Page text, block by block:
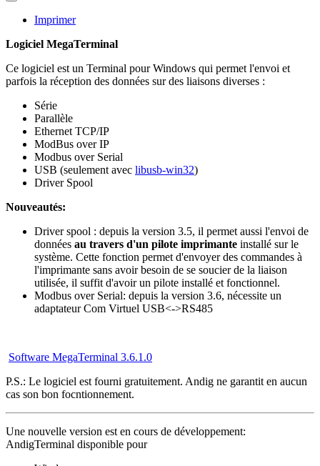
Imprimer
Logiciel MegaTerminal
Ce logiciel est un Terminal pour Windows qui permet l'envoi et
parfois la réception des données sur des liaisons diverses :
Série
Parallèle
Ethernet TCP/IP
ModBus over IP
Modbus over Serial
USB (seulement avec libusb-win32)
Driver Spool
Nouveautés:
Driver spool : depuis la version 3.5, il permet aussi l'envoi de
données au travers d'un pilote imprimante installé sur le
système. Cette fonction permet d'envoyer des commandes à
l'imprimante sans avoir besoin de se soucier de la liaison
utilisée, il suffit d'avoir un pilote installé et fonctionnel.
Modbus over Serial: depuis la version 3.6, nécessite un
adaptateur Com Virtuel USB<->RS485
Software MegaTerminal 3.6.1.0
P.S.: Le logiciel est fourni gratuitement. Andig ne garantit en aucun
cas son bon focntionnement.
Une nouvelle version est en cours de développement:
AndigTerminal disponible pour